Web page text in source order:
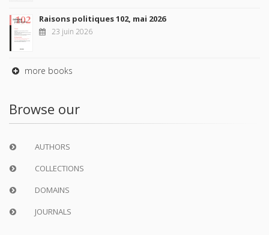
Raisons politiques 102, mai 2026
23 juin 2026
more books
Browse our
AUTHORS
COLLECTIONS
DOMAINS
JOURNALS